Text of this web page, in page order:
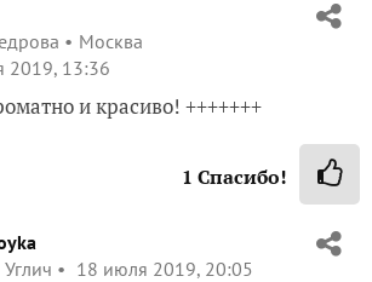
Москва
2019, 13:36
и красиво! +++++++
1 Спасибо!
Углич 18 июля 2019, 20:05